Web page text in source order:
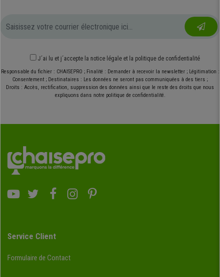
J´ai lu et j´accepte la notice légale et la politique de confidentialité
Responsable du fichier : CHAISEPRO ; Finalité : Demander à recevoir la newsletter ; Légitimation :
Consentement ; Destinataires : Les données ne seront pas communiquées à des tiers ;
Droits : Accès, rectification, suppression des données ainsi que le reste des droits que nous
expliquons dans notre politique de confidentialité.
Service Client
Formulaire de Contact